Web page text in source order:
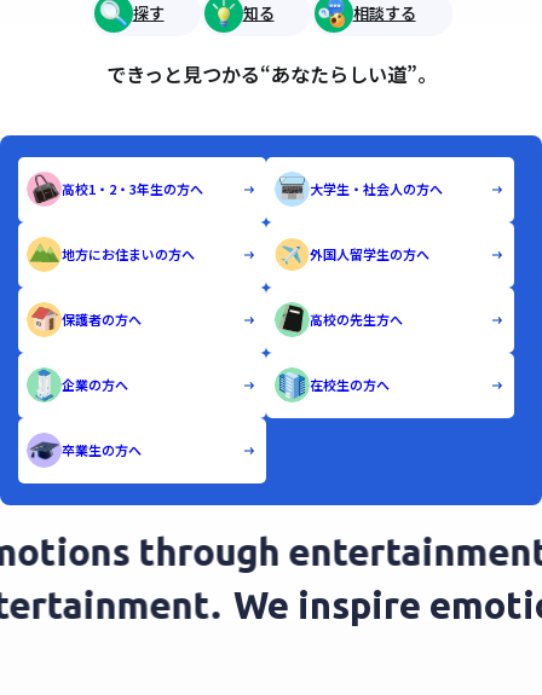
探す 知る 相談する
できっと見つかる“あなたらしい道”。
高校1・2・3年生の方へ 大学生・社会人の方へ
地方にお住まいの方へ 外国人留学生の方へ
保護者の方へ 高校の先生方へ
企業の方へ 在校生の方へ
卒業生の方へ
through
We inspire